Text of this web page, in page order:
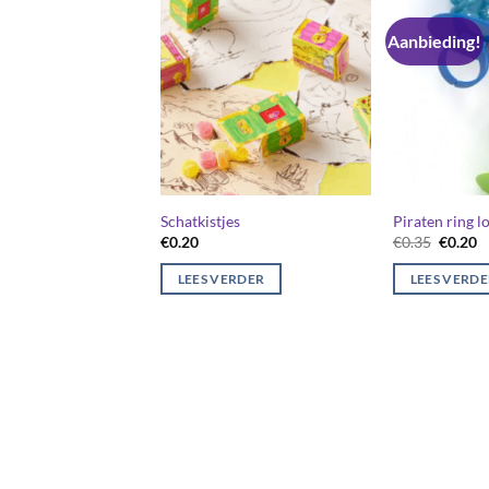
Schatkistjes
€0.20
LEES VERDER
Aanbieding!
Piraten ring
€0.35
was:
€0.35.
€0.20
LEES